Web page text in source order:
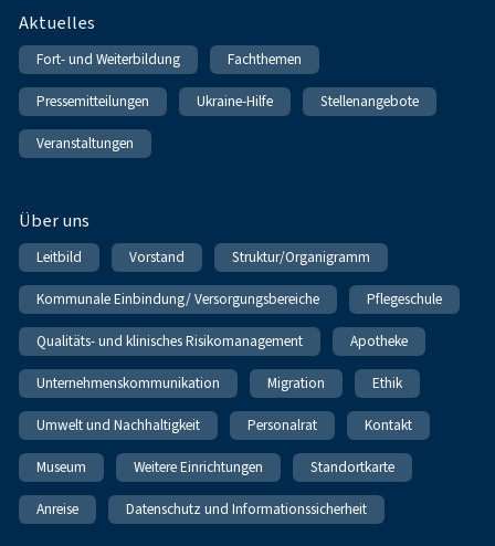
Fußnavigation
Aktuelles
Fort- und Weiterbildung Fachthemen
Pressemitteilungen Ukraine-Hilfe Stellenangebote
Veranstaltungen
Über uns
Leitbild Vorstand Struktur/Organigramm
Kommunale Einbindung/ Versorgungsbereiche Pflegeschule
Qualitäts- und klinisches Risikomanagement Apotheke
Unternehmenskommunikation Migration Ethik
Umwelt und Nachhaltigkeit Personalrat Kontakt
Museum Weitere Einrichtungen Standortkarte
Anreise Datenschutz und Informationssicherheit